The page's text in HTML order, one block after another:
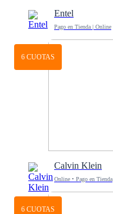
Entel
Pago en Tienda | Online
6 CUOTAS
Calvin Klein
Online • Pago en Tienda
6 CUOTAS